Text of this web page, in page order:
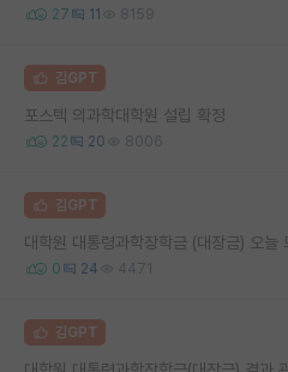
27 11 8159
김GPT
포스텍 의과학대학원 설립 확정
22 20 8006
김GPT
대학원 대통령과학장학금 (대장금) 오늘
0 24 4471
김GPT